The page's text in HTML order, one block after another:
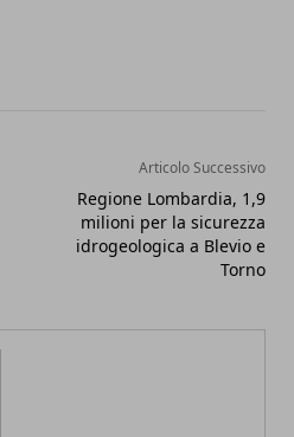
Articolo Successivo
Regione Lombardia, 1,9
milioni per la sicurezza
idrogeologica a Blevio e
Torno